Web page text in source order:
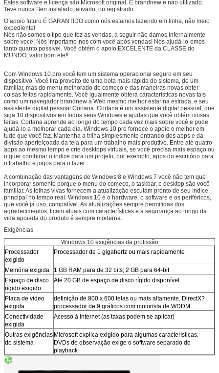
Estes software e licença são Microsoft original. É brandnew e não utilizado.
Teve nunca Ben instalado, ativado, ou registrado
O apoio futuro É GARANTIDO como nós estamos fazendo em linha, não meio
expediente!
Nós não somos o tipo que fez as vendas, a seguir não damos infernalmente
sobre você! Nós importamo-nos com você após vendas! Nós ajudá-lo-emos
tanto quanto possível. Você obtém o apoio EXCELENTE da CLASSE do
MUNDO, valor bom ele!!
Com Windows 10 pro você tem um sistema operacional seguro em seu
dispositivo. Você tira proveito de uma bota mais rápida do sistema, de um
familiar, mas do menu melhorado do começo e das maneiras novas obter
coisas feitas rapidamente. Você igualmente obterá características novas tais
como um navegador brandnew à Web mesmo melhor estar na estrada, e seu
assistente digital pessoal Cortana. Cortana é um assistente digital pessoal, que
siga 10 dispositivos em todos seus Windows e ajudas que você obtém coisas
feitas. Cortana aprende ao longo do tempo cada vez mais sobre você e pode
ajudá-lo a melhorar cada dia. Windows 10 pro fornece o apoio o melhor em
tudo que você faz. Mantenha a trilha simplesmente entrando dos apps e da
divisão aperfeiçoada da tela para um trabalho mais produtivo. Entre até quatro
apps ao mesmo tempo e crie desktops virtuais, se você precisa mais espaço ou
o quer combinar o índice para um projeto, por exemplo, apps do escritório para
o trabalho e jogos para o lazer.
A combinação das vantagens de Windows 8 e Windows 7 você não tem que
incorporar somente porque o menu do começo, o taskbar, e desktop são você
familiar. As telhas vivas fornecem a atualização escutam pronto de seu índice
principal no tempo real. Windows 10 é o hardware, o software e os periféricos,
que você já uso, compatível. As atualizações sempre permitidas dos
agradecimentos, ficam atuais com características e a segurança ao longo da
vida apoiada do produto é sempre moderna.
Exigências
Windows 10 exigências da profissão
Processador
exigido
Processador de 1 gigahertz ou mais rapidamente
Memória exigida
1 GB RAM para de 32 bits; 2 GB para 64-bit
Espaço de disco
rígido exigido
Até 20 GB de espaço de disco rígido disponível
Placa de vídeo
exigida
definição de 800 x 600 telas ou mais altamente. DirectX?
processador de 9 gráficos com motorista de WDDM
Conectividade
exigida
Acesso à internet (as taxas podem se aplicar)
Outras exigências
do sistema
Microsoft explica exigido para algumas características.
DVDs de observação exige o software separado do
playback